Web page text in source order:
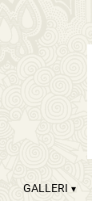
GALLERI